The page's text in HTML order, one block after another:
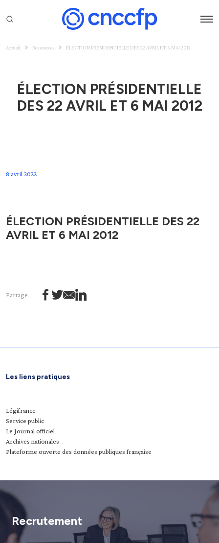
Accueil Ressources ÉLECTION PRÉSIDENTIELLE DES 22 AVRIL ET 6 MAI 2012
ÉLECTION PRÉSIDENTIELLE
DES 22 AVRIL ET 6 MAI 2012
8 avril 2022
ÉLECTION PRÉSIDENTIELLE DES 22
AVRIL ET 6 MAI 2012
Partage
Les liens pratiques
Légifrance
Service public
Le Journal officiel
Archives nationales
Plateforme ouverte des données publiques française
Recrutement